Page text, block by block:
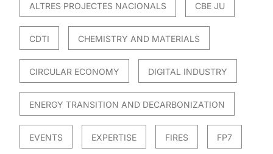
ALTRES PROJECTES NACIONALS CBE JU
CDTI CHEMISTRY AND MATERIALS
CIRCULAR ECONOMY DIGITAL INDUSTRY
ENERGY TRANSITION AND DECARBONIZATION
EVENTS EXPERTISE FIRES FP7